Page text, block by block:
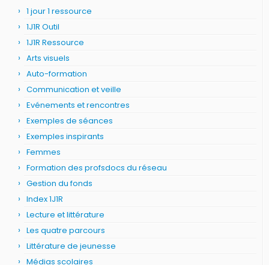
1 jour 1 ressource
1J1R Outil
1J1R Ressource
Arts visuels
Auto-formation
Communication et veille
Evénements et rencontres
Exemples de séances
Exemples inspirants
Femmes
Formation des profsdocs du réseau
Gestion du fonds
Index 1J1R
Lecture et littérature
Les quatre parcours
Littérature de jeunesse
Médias scolaires